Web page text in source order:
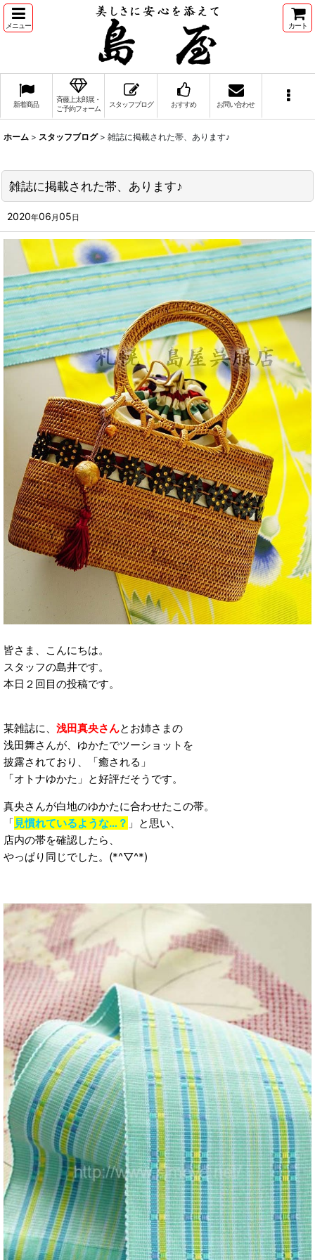
メニュー カート
新着商品
斉藤上太郎展・
ご予約フォーム
スタッフブログ おすすめ お問い合わせ
ホーム > スタッフブログ > 雑誌に掲載された帯、あります♪
雑誌に掲載された帯、あります♪
2020年06 月05日
皆さま、こんにちは。
スタッフの島井です。
本日２回目の投稿です。
某雑誌に、 浅田真央さんとお姉さまの
浅田舞さんが、ゆかたでツーショットを
披露されており、「癒される」
「オトナゆかた」と好評だそうです。
真央さんが白地のゆかたに合わせたこの帯。
「見慣れているような…？ 」と思い、
店内の帯を確認したら、
やっぱり同じでした。(*^▽^*)